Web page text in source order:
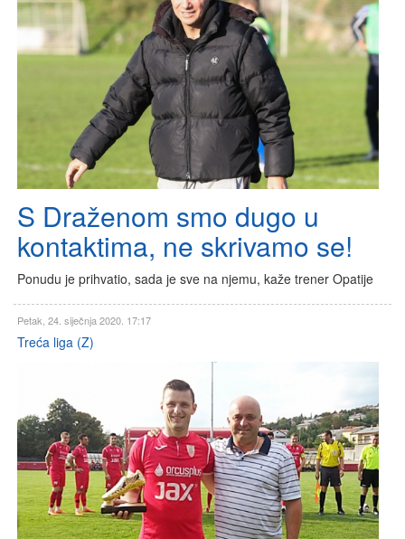
S Draženom smo dugo u
kontaktima, ne skrivamo se!
Ponudu je prihvatio, sada je sve na njemu, kaže trener Opatije
Petak, 24. siječnja 2020. 17:17
Treća liga (Z)